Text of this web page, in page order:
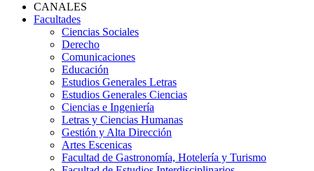
CANALES
Facultades
Ciencias Sociales
Derecho
Comunicaciones
Educación
Estudios Generales Letras
Estudios Generales Ciencias
Ciencias e Ingeniería
Letras y Ciencias Humanas
Gestión y Alta Dirección
Artes Escenicas
Facultad de Gastronomía, Hotelería y Turismo